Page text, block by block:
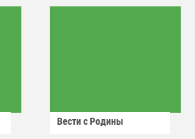
Вести с Родины